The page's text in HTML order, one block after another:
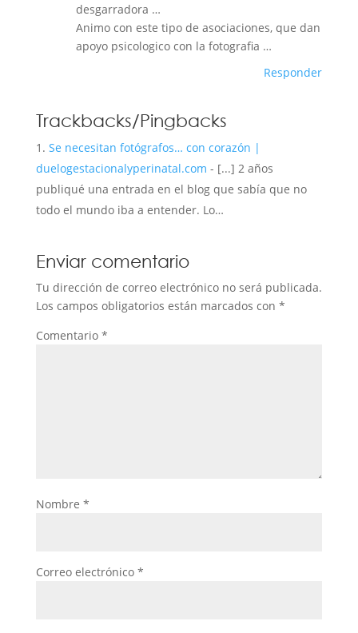
desgarradora …
Animo con este tipo de asociaciones, que dan
apoyo psicologico con la fotografia …
Responder
Trackbacks/Pingbacks
Se necesitan fotógrafos… con corazón |
duelogestacionalyperinatal.com - [...] 2 años
publiqué una entrada en el blog que sabía que no
todo el mundo iba a entender. Lo…
Enviar comentario
Tu dirección de correo electrónico no será publicada.
Los campos obligatorios están marcados con *
Comentario *
Nombre *
Correo electrónico *